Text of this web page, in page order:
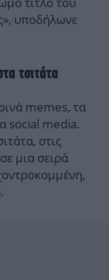
υποδήλωνε
τσιτάτα
memes, τα
social media.
στις
μια σειρά